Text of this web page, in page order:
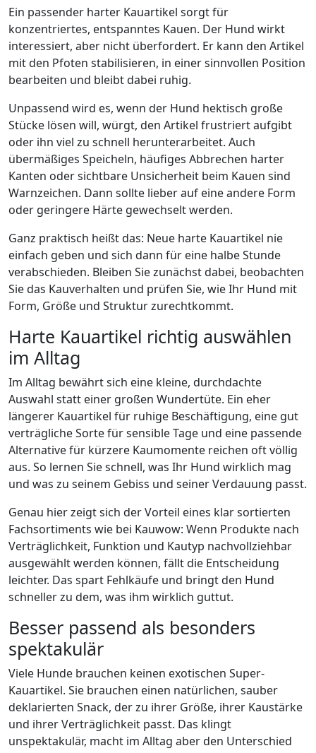
Ein passender harter Kauartikel sorgt für
konzentriertes, entspanntes Kauen. Der Hund wirkt
interessiert, aber nicht überfordert. Er kann den Artikel
mit den Pfoten stabilisieren, in einer sinnvollen Position
bearbeiten und bleibt dabei ruhig.
Unpassend wird es, wenn der Hund hektisch große
Stücke lösen will, würgt, den Artikel frustriert aufgibt
oder ihn viel zu schnell herunterarbeitet. Auch
übermäßiges Speicheln, häufiges Abbrechen harter
Kanten oder sichtbare Unsicherheit beim Kauen sind
Warnzeichen. Dann sollte lieber auf eine andere Form
oder geringere Härte gewechselt werden.
Ganz praktisch heißt das: Neue harte Kauartikel nie
einfach geben und sich dann für eine halbe Stunde
verabschieden. Bleiben Sie zunächst dabei, beobachten
Sie das Kauverhalten und prüfen Sie, wie Ihr Hund mit
Form, Größe und Struktur zurechtkommt.
Harte Kauartikel richtig auswählen
im Alltag
Im Alltag bewährt sich eine kleine, durchdachte
Auswahl statt einer großen Wundertüte. Ein eher
längerer Kauartikel für ruhige Beschäftigung, eine gut
verträgliche Sorte für sensible Tage und eine passende
Alternative für kürzere Kaumomente reichen oft völlig
aus. So lernen Sie schnell, was Ihr Hund wirklich mag
und was zu seinem Gebiss und seiner Verdauung passt.
Genau hier zeigt sich der Vorteil eines klar sortierten
Fachsortiments wie bei Kauwow: Wenn Produkte nach
Verträglichkeit, Funktion und Kautyp nachvollziehbar
ausgewählt werden können, fällt die Entscheidung
leichter. Das spart Fehlkäufe und bringt den Hund
schneller zu dem, was ihm wirklich guttut.
Besser passend als besonders
spektakulär
Viele Hunde brauchen keinen exotischen Super-
Kauartikel. Sie brauchen einen natürlichen, sauber
deklarierten Snack, der zu ihrer Größe, ihrer Kaustärke
und ihrer Verträglichkeit passt. Das klingt
unspektakulär, macht im Alltag aber den Unterschied